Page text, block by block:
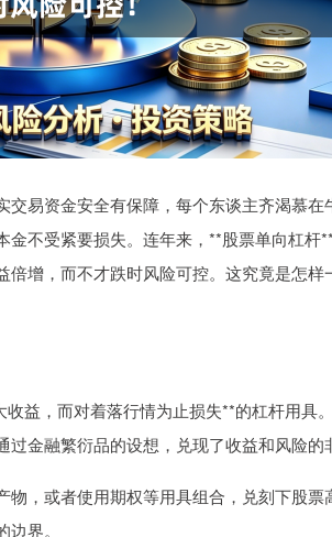
易资金安全有保障，每个东谈主齐渴慕在
不受紧要损失。连年来，**股票单向杠杆
增，而不才跌时风险可控。这究竟是怎样
益，而对着落行情为止损失**的杠杆用具
金融繁衍品的设想，兑现了收益和风险的
，或者使用期权等用具组合，兑刻下股票
界。